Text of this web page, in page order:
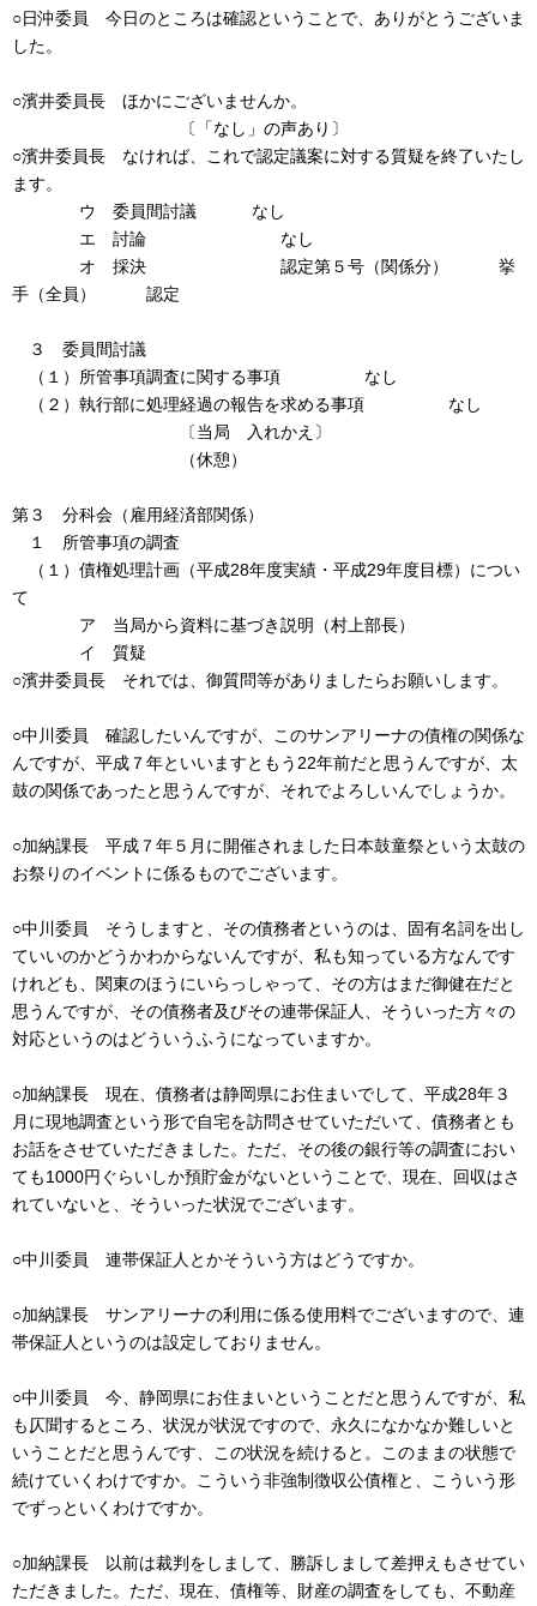
○日沖委員 今日のところは確認ということで、ありがとうございま
した。
○濱井委員長 ほかにございませんか。
〔「なし」の声あり〕
○濱井委員長 なければ、これで認定議案に対する質疑を終了いたし
ます。
ウ 委員間討議 なし
エ 討論 なし
オ 採決 認定第５号（関係分） 挙
手（全員） 認定
３ 委員間討議
（１）所管事項調査に関する事項 なし
（２）執行部に処理経過の報告を求める事項 なし
〔当局 入れかえ〕
（休憩）
第３ 分科会（雇用経済部関係）
１ 所管事項の調査
（１）債権処理計画（平成28年度実績・平成29年度目標）につい
て
ア 当局から資料に基づき説明（村上部長）
イ 質疑
○濱井委員長 それでは、御質問等がありましたらお願いします。
○中川委員 確認したいんですが、このサンアリーナの債権の関係な
んですが、平成７年といいますともう22年前だと思うんですが、太
鼓の関係であったと思うんですが、それでよろしいんでしょうか。
○加納課長 平成７年５月に開催されました日本鼓童祭という太鼓の
お祭りのイベントに係るものでございます。
○中川委員 そうしますと、その債務者というのは、固有名詞を出し
ていいのかどうかわからないんですが、私も知っている方なんです
けれども、関東のほうにいらっしゃって、その方はまだ御健在だと
思うんですが、その債務者及びその連帯保証人、そういった方々の
対応というのはどういうふうになっていますか。
○加納課長 現在、債務者は静岡県にお住まいでして、平成28年３
月に現地調査という形で自宅を訪問させていただいて、債務者とも
お話をさせていただきました。ただ、その後の銀行等の調査におい
ても1000円ぐらいしか預貯金がないということで、現在、回収はさ
れていないと、そういった状況でございます。
○中川委員 連帯保証人とかそういう方はどうですか。
○加納課長 サンアリーナの利用に係る使用料でございますので、連
帯保証人というのは設定しておりません。
○中川委員 今、静岡県にお住まいということだと思うんですが、私
も仄聞するところ、状況が状況ですので、永久になかなか難しいと
いうことだと思うんです、この状況を続けると。このままの状態で
続けていくわけですか。こういう非強制徴収公債権と、こういう形
でずっといくわけですか。
○加納課長 以前は裁判をしまして、勝訴しまして差押えもさせてい
ただきました。ただ、現在、債権等、財産の調査をしても、不動産